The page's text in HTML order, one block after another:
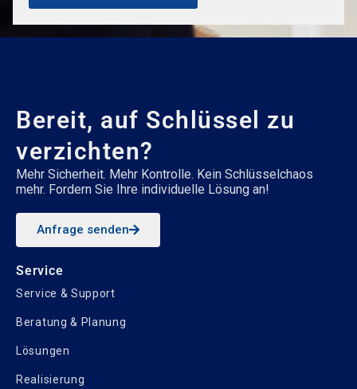
Bereit, auf Schlüssel zu
verzichten?
Mehr Sicherheit. Mehr Kontrolle. Kein Schlüsselchaos
mehr. Fordern Sie Ihre individuelle Lösung an!
Anfrage senden
Service
Service & Support
Beratung & Planung
Lösungen
Realisierung